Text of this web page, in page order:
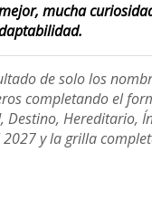
mucha
de solo los
completando el
Hereditario,
y la grilla